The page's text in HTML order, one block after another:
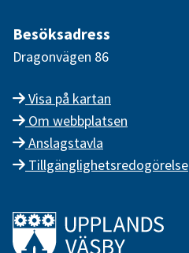
Besöksadress
Dragonvägen 86
Visa på kartan
Om webbplatsen
Anslagstavla
Tillgänglighetsredogörelse